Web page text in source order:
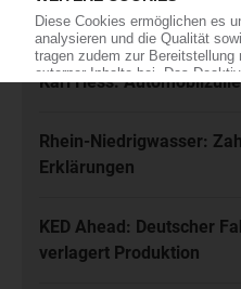
Meistgelesen
Karl Hess:
Rhein-Niedrigwasser:
Erklärungen
KED Ahead: Deutscher
verlagert Produktion